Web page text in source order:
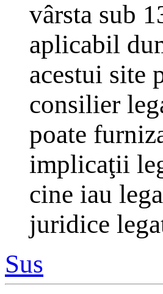
vârsta sub
aplicabil
acestui site
consilier
poate
implicaţii
cine iau
juridice
Sus